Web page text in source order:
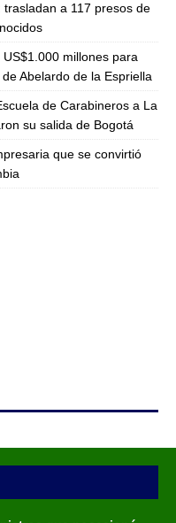
a 117 presos de
millones para
Abelardo de la Espriella
de Carabineros a La
su salida de Bogotá
que se convirtió